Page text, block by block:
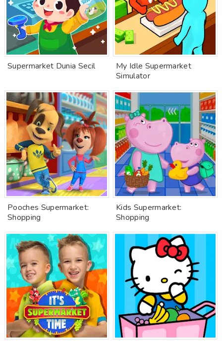
Supermarket Dunia Secil
My Idle Supermarket
Simulator
Pooches Supermarket:
Shopping
Kids Supermarket:
Shopping